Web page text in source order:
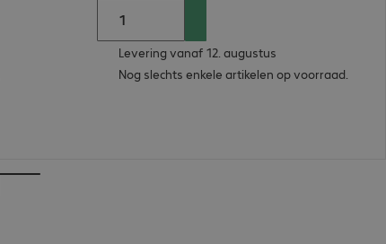
Levering vanaf 12. augustus
Nog slechts enkele artikelen op voorraad.